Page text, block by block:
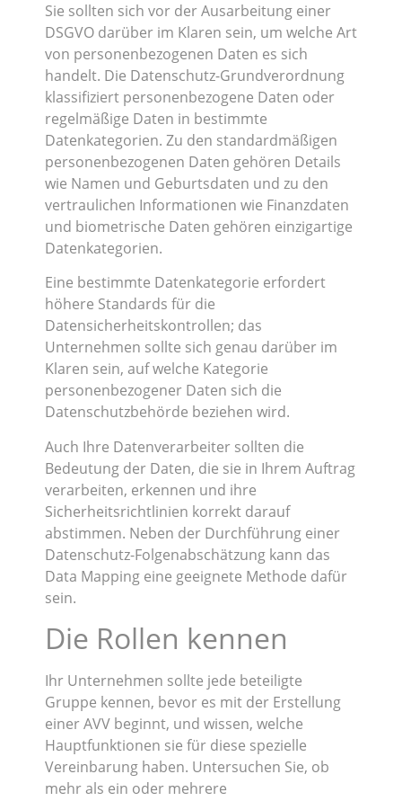
Sie sollten sich vor der Ausarbeitung einer
DSGVO darüber im Klaren sein, um welche Art
von personenbezogenen Daten es sich
handelt. Die Datenschutz-Grundverordnung
klassifiziert personenbezogene Daten oder
regelmäßige Daten in bestimmte
Datenkategorien. Zu den standardmäßigen
personenbezogenen Daten gehören Details
wie Namen und Geburtsdaten und zu den
vertraulichen Informationen wie Finanzdaten
und biometrische Daten gehören einzigartige
Datenkategorien.
Eine bestimmte Datenkategorie erfordert
höhere Standards für die
Datensicherheitskontrollen; das
Unternehmen sollte sich genau darüber im
Klaren sein, auf welche Kategorie
personenbezogener Daten sich die
Datenschutzbehörde beziehen wird.
Auch Ihre Datenverarbeiter sollten die
Bedeutung der Daten, die sie in Ihrem Auftrag
verarbeiten, erkennen und ihre
Sicherheitsrichtlinien korrekt darauf
abstimmen. Neben der Durchführung einer
Datenschutz-Folgenabschätzung kann das
Data Mapping eine geeignete Methode dafür
sein.
Die Rollen kennen
Ihr Unternehmen sollte jede beteiligte
Gruppe kennen, bevor es mit der Erstellung
einer AVV beginnt, und wissen, welche
Hauptfunktionen sie für diese spezielle
Vereinbarung haben. Untersuchen Sie, ob
mehr als ein oder mehrere